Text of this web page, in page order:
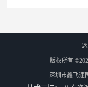
版权所有
深圳市鑫飞速